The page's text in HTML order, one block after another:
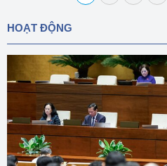
HOẠT ĐỘNG